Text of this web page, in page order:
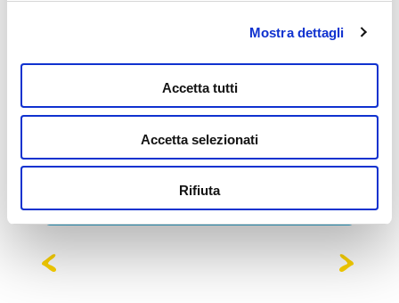
Mostra dettagli
Accetta tutti
Accetta selezionati
Rifiuta
Potrebbe interessarti
anche...